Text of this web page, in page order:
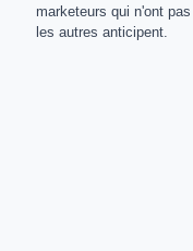
marketeurs qui n'ont
les autres anticipent.